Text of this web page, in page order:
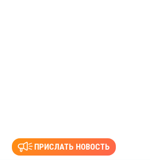
ПРИСЛАТЬ НОВОСТЬ